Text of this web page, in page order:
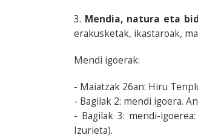
3. Mendia, natura eta
erakusketak, ikastaroak,
Mendi igoerak:
- Maiatzak 26an: Hiru
- Bagilak 2: mendi igoera.
- Bagilak 3: mendi-
Izurieta).